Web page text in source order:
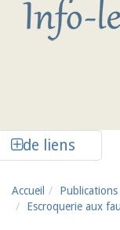
de liens
Accueil Publications
Escroquerie aux